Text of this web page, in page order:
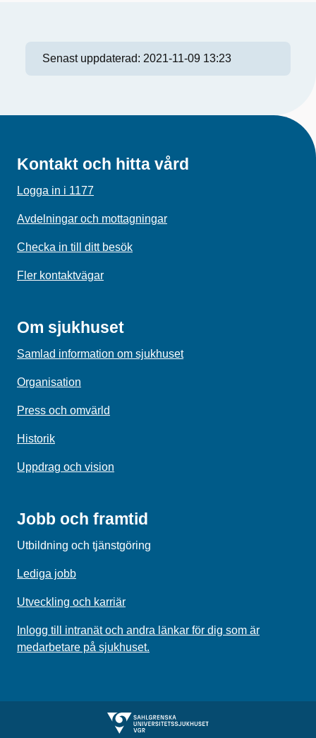
Senast uppdaterad: 2021-11-09 13:23
Kontakt och hitta vård
Logga in i 1177
Avdelningar och mottagningar
Checka in till ditt besök
Fler kontaktvägar
Om sjukhuset
Samlad information om sjukhuset
Organisation
Press och omvärld
Historik
Uppdrag och vision
Jobb och framtid
Utbildning och tjänstgöring
Lediga jobb
Utveckling och karriär
Inlogg till intranät och andra länkar för dig som är
medarbetare på sjukhuset.